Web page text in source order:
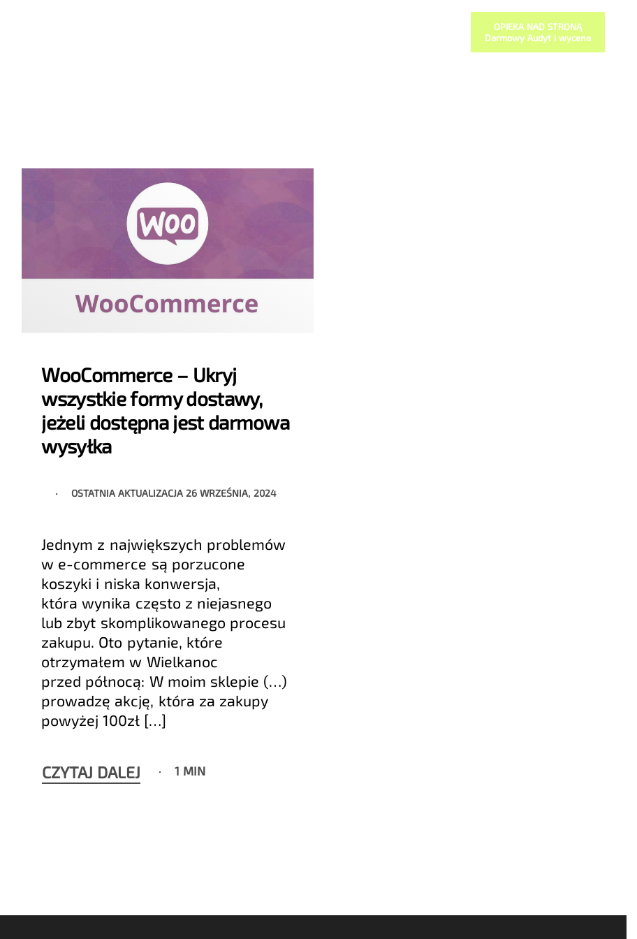
OPIEKA NAD STRONĄ
Darmowy Audyt i wycena
WooCommerce – Ukryj
wszystkie formy dostawy,
jeżeli dostępna jest darmowa
wysyłka
OSTATNIA AKTUALIZACJA 26 WRZEŚNIA, 2024
Jednym z największych problemów
w e-commerce są porzucone
koszyki i niska konwersja,
która wynika często z niejasnego
lub zbyt skomplikowanego procesu
zakupu. Oto pytanie, które
otrzymałem w Wielkanoc
przed północą: W moim sklepie (…)
prowadzę akcję, która za zakupy
powyżej 100zł […]
CZYTAJ DALEJ 1 MIN